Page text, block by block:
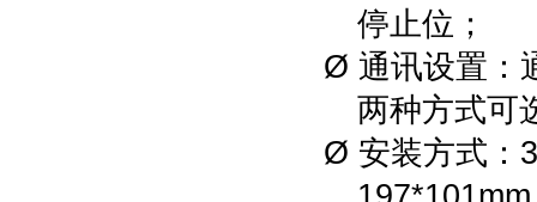
停止位 ；
Ø 通讯设置：
两种方式可
Ø 安装方式：